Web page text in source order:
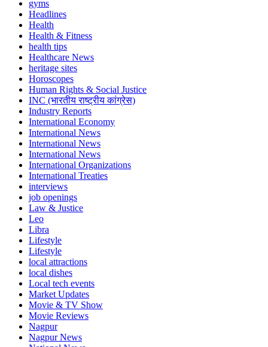
gyms
Headlines
Health
Health & Fitness
health tips
Healthcare News
heritage sites
Horoscopes
Human Rights & Social Justice
INC (भारतीय राष्ट्रीय कांग्रेस)
Industry Reports
International Economy
International News
International News
International News
International Organizations
International Treaties
interviews
job openings
Law & Justice
Leo
Libra
Lifestyle
Lifestyle
local attractions
local dishes
Local tech events
Market Updates
Movie & TV Show
Movie Reviews
Nagpur
Nagpur News